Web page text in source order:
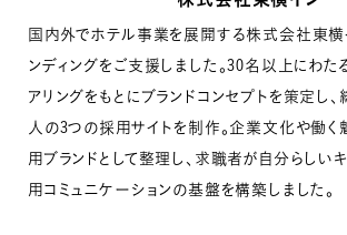
国内外でホテル事業を展開する株式会社東横
ンディングをご支援しました。30名以上にわた
アリングをもとにブランドコンセプトを策定し、
人の3つの採用サイトを制作。企業文化や働
用ブランドとして整理し、求職者が自分らしい
用コミュニケーションの基盤を構築しました。